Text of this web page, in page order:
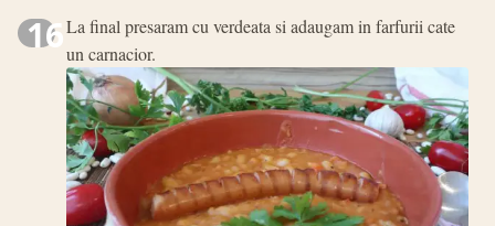
16La final presaram cu verdeata si adaugam in farfurii cate
un carnacior.